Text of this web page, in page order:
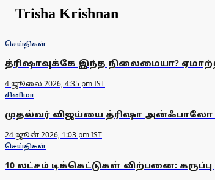
Trisha Krishnan
செய்திகள்
த்ரிஷாவுக்கே இந்த நிலைமையா?
4 ஜூலை 2026, 4:35 pm IST
சினிமா
முதல்வர் விஜய்யை த்ரிஷா அன்ஃபாலோ
24 ஜூன் 2026, 1:03 pm IST
செய்திகள்
10 லட்சம் டிக்கெட்டுகள் விற்பனை: